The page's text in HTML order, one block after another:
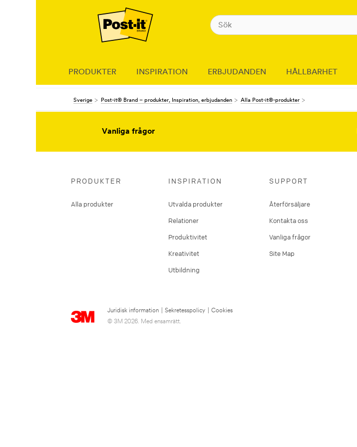
PRODUKTER INSPIRATION ERBJUDANDEN HÅLLBARHET
Sverige Post-it® Brand – produkter, Inspiration, erbjudanden Alla Post-it®-produkter
Vanliga frågor
PRODUKTER
Alla produkter
INSPIRATION
Utvalda produkter
Relationer
Produktivitet
Kreativitet
Utbildning
SUPPORT
Återförsäljare
Kontakta oss
Vanliga frågor
Site Map
Juridisk information Sekretesspolicy
Cookies
© 3M 2026. Med ensamrätt.